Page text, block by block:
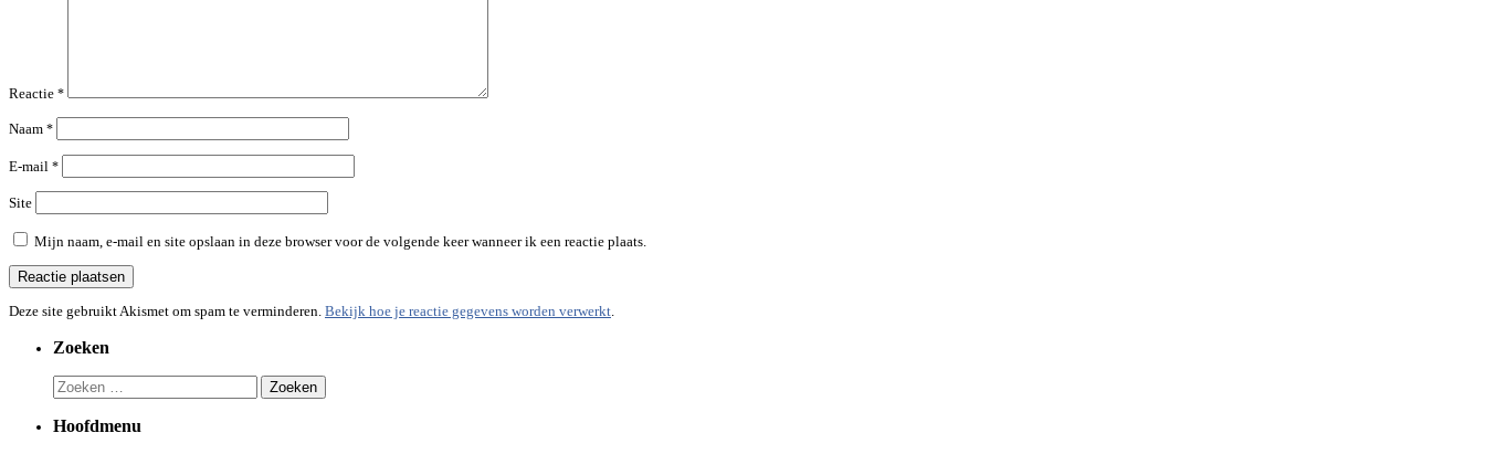
Reactie *
Naam *
E-mail *
Site
Mijn naam, e-mail en site opslaan in deze browser voor de volgende keer wanneer ik een reactie plaats.
Deze site gebruikt Akismet om spam te verminderen. Bekijk hoe je reactie gegevens worden verwerkt.
Zoeken
Zoeken
naar:
Hoofdmenu